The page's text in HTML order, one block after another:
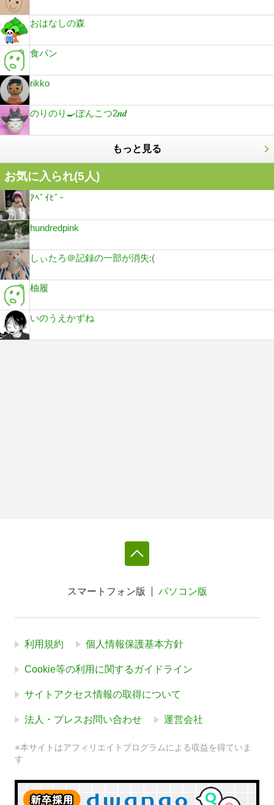
おはなしの森
食パン
rikko
のりのり🍳ぽんこつ2𝒏𝒅
もっと見る
お気に入られ(5人)
ｱﾍﾞｲﾋﾞｰ
hundredpink
しぃたろ＠記録の一部が消失:(
柚履
いのうえかずね
スマートフォン版 パソコン版
利用規約 個人情報保護基本方針
Cookie等の利用に関するガイドライン
サイトアクセス情報の取得について
法人・プレスお問い合わせ 運営会社
※本サイトはアフィリエイトプログラムによる収益を得ていま
す